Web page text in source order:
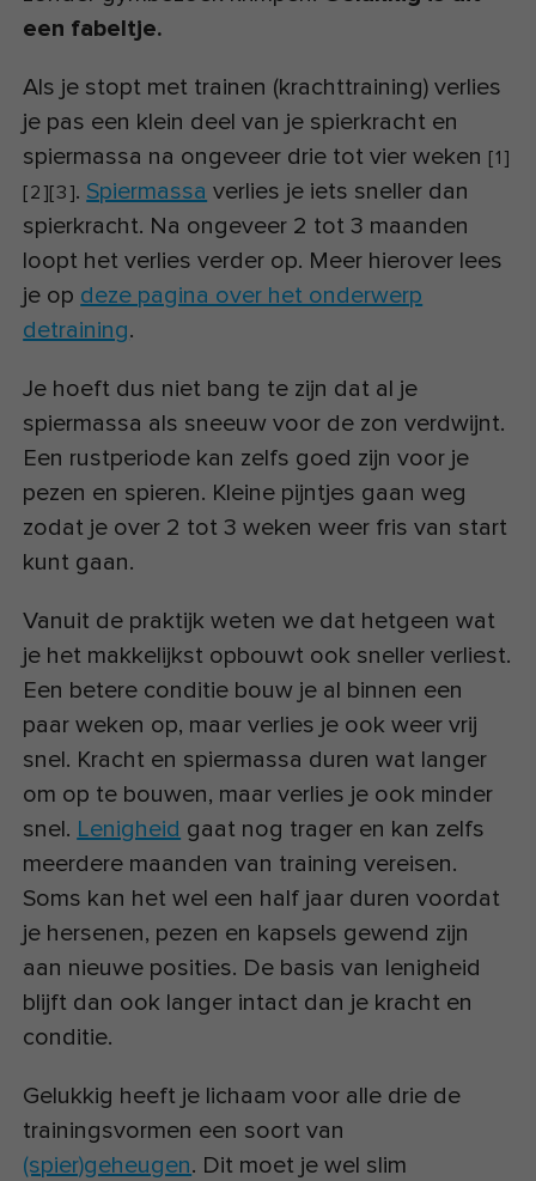
een fabeltje.
Als je stopt met trainen (krachttraining) verlies
je pas een klein deel van je spierkracht en
spiermassa na ongeveer drie tot vier weken [1]
[2][3]. Spiermassa verlies je iets sneller dan
spierkracht. Na ongeveer 2 tot 3 maanden
loopt het verlies verder op. Meer hierover lees
je op deze pagina over het onderwerp
detraining.
Je hoeft dus niet bang te zijn dat al je
spiermassa als sneeuw voor de zon verdwijnt.
Een rustperiode kan zelfs goed zijn voor je
pezen en spieren. Kleine pijntjes gaan weg
zodat je over 2 tot 3 weken weer fris van start
kunt gaan.
Vanuit de praktijk weten we dat hetgeen wat
je het makkelijkst opbouwt ook sneller verliest.
Een betere conditie bouw je al binnen een
paar weken op, maar verlies je ook weer vrij
snel. Kracht en spiermassa duren wat langer
om op te bouwen, maar verlies je ook minder
snel. Lenigheid gaat nog trager en kan zelfs
meerdere maanden van training vereisen.
Soms kan het wel een half jaar duren voordat
je hersenen, pezen en kapsels gewend zijn
aan nieuwe posities. De basis van lenigheid
blijft dan ook langer intact dan je kracht en
conditie.
Gelukkig heeft je lichaam voor alle drie de
trainingsvormen een soort van
(spier)geheugen. Dit moet je wel slim